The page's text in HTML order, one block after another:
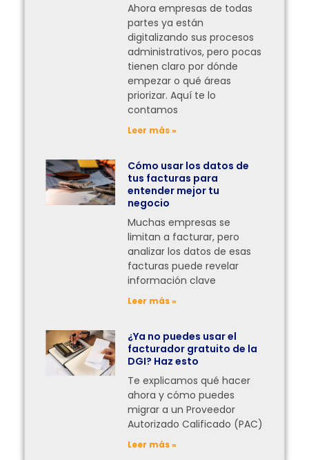
Ahora empresas de todas
partes ya están
digitalizando sus procesos
administrativos, pero pocas
tienen claro por dónde
empezar o qué áreas
priorizar. Aquí te lo
contamos
Leer más »
Cómo usar los datos de
tus facturas para
entender mejor tu
negocio
Muchas empresas se
limitan a facturar, pero
analizar los datos de esas
facturas puede revelar
información clave
Leer más »
¿Ya no puedes usar el
facturador gratuito de la
DGI? Haz esto
Te explicamos qué hacer
ahora y cómo puedes
migrar a un Proveedor
Autorizado Calificado (PAC)
Leer más »